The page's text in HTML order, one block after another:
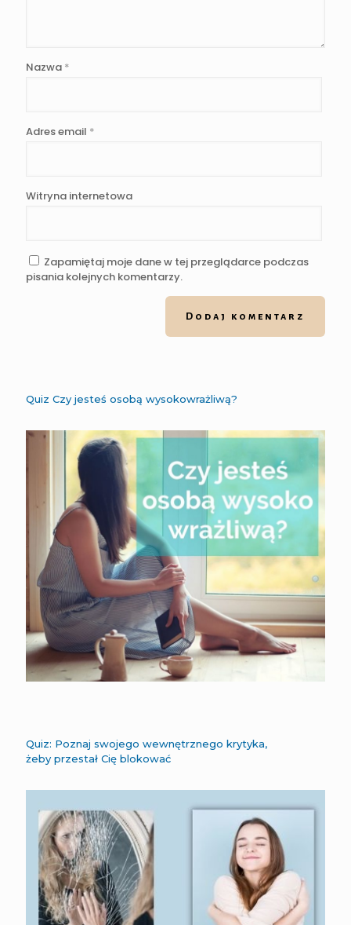
Nazwa *
Adres email *
Witryna internetowa
Zapamiętaj moje dane w tej przeglądarce podczas
pisania kolejnych komentarzy.
Quiz Czy jesteś osobą wysokowrażliwą?
Quiz: Poznaj swojego wewnętrznego krytyka,
żeby przestał Cię blokować